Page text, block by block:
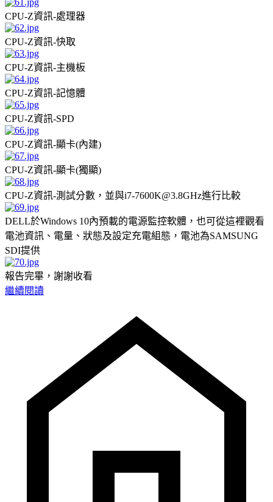
CPU-Z資訊-處理器
CPU-Z資訊-快取
CPU-Z資訊-主機板
CPU-Z資訊-記憶體
CPU-Z資訊-SPD
CPU-Z資訊-顯卡(內建)
CPU-Z資訊-顯卡(獨顯)
CPU-Z資訊-測試分數，並與i7-7600K@3.8GHz進行比較
DELL於Windows 10內預載的電源監控軟體，也可從這裡觀看
電池資訊、電量、狀態及設定充電組態，電池為SAMSUNG
SDI提供
報告完畢，謝謝收看
繼續閱讀